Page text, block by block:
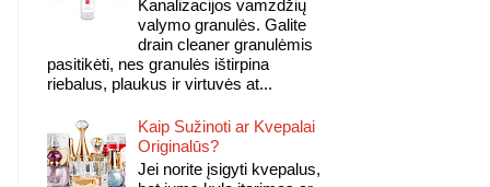
Kanalizacijos vamzdžių
valymo granulės. Galite
drain cleaner granulėmis
pasitikėti, nes granulės ištirpina
riebalus, plaukus ir virtuvės at...
Kaip Sužinoti ar Kvepalai
Originalūs?
Jei norite įsigyti kvepalus,